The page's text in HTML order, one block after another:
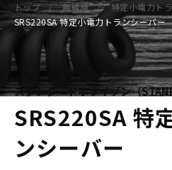
トップ 無線機
特定小電力ト
SRS220SA 特定小電力トランシーバー
スタンダードホライゾン（
SRS220SA 特
ンシーバー